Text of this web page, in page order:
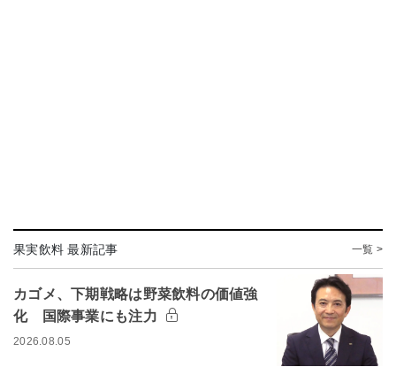
果実飲料 最新記事 一覧 >
カゴメ、下期戦略は野菜飲料の価値強
化 国際事業にも注力
2026.08.05